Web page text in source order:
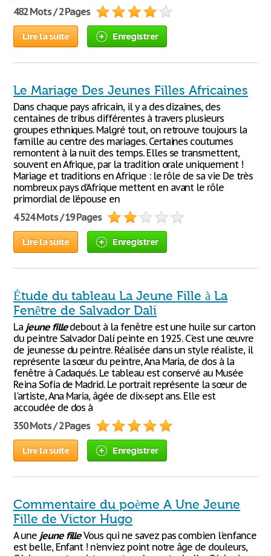
482 Mots / 2 Pages
Lire la suite Enregistrer
Le Mariage Des Jeunes Filles Africaines
Dans chaque pays africain, il y a des dizaines, des
centaines de tribus différentes à travers plusieurs
groupes ethniques. Malgré tout, on retrouve toujours la
famille au centre des mariages. Certaines coutumes
remontent à la nuit des temps. Elles se transmettent,
souvent en Afrique, par la tradition orale uniquement !
Mariage et traditions en Afrique : le rôle de sa vie De très
nombreux pays d’Afrique mettent en avant le rôle
primordial de l’épouse en
4 524 Mots / 19 Pages
Lire la suite Enregistrer
Étude du tableau La Jeune Fille à La
Fenêtre de Salvador Dali
La jeune filledebout à la fenêtre est une huile sur carton
du peintre Salvador Dalí peinte en 1925. C'est une œuvre
de jeunesse du peintre. Réalisée dans un style réaliste, il
représente la sœur du peintre, Ana Maria, de dos à la
fenêtre à Cadaqués. Le tableau est conservé au Musée
Reina Sofía de Madrid. Le portrait représente la sœur de
l'artiste, Ana Maria, âgée de dix-sept ans. Elle est
accoudée de dos à
350 Mots / 2 Pages
Lire la suite Enregistrer
Commentaire du poème A Une Jeune
Fille de Victor Hugo
A une jeune filleVous qui ne savez pas combien l'enfance
est belle, Enfant ! n'enviez point notre âge de douleurs,